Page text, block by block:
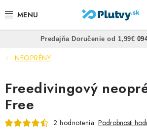
na
PLÁVANIE
ŠNORCHLOVANIE
FREEDIVING
SPEARFISHING
Predajňa• Doručenie od 1,99€•
NEOPRÉNY
Freedivingový
Free
2 hodnotenia Podrobnosti